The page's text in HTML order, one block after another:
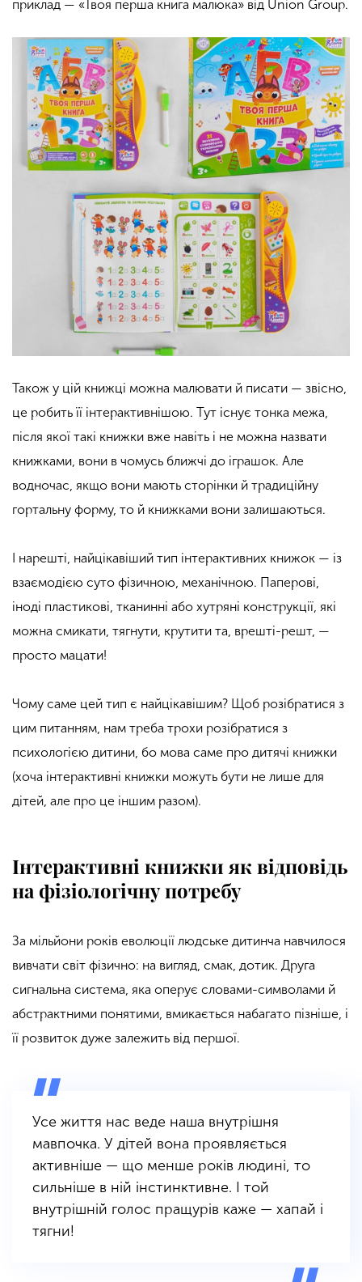
приклад — «Твоя перша книга малюка» від Union Group.
Також у цій книжці можна малювати й писати — звісно,
це робить її інтерактивнішою. Тут існує тонка межа,
після якої такі книжки вже навіть і не можна назвати
книжками, вони в чомусь ближчі до іграшок. Але
водночас, якщо вони мають сторінки й традиційну
гортальну форму, то й книжками вони залишаються.
І нарешті, найцікавіший тип інтерактивних книжок — із
взаємодією суто фізичною, механічною. Паперові,
іноді пластикові, тканинні або хутряні конструкції, які
можна смикати, тягнути, крутити та, врешті-решт, —
просто мацати!
Чому саме цей тип є найцікавішим? Щоб розібратися з
цим питанням, нам треба трохи розібратися з
психологією дитини, бо мова саме про дитячі книжки
(хоча інтерактивні книжки можуть бути не лише для
дітей, але про це іншим разом).
Інтерактивні книжки як відповідь
на фізіологічну потребу
За мільйони років еволюції людське дитинча навчилося
вивчати світ фізично: на вигляд, смак, дотик. Друга
сигнальна система, яка оперує словами-символами й
абстрактними понятими, вмикається набагато пізніше, і
її розвиток дуже залежить від першої.
Усе життя нас веде наша внутрішня
мавпочка. У дітей вона проявляється
активніше — що менше років людині, то
сильніше в ній інстинктивне. І той
внутрішній голос пращурів каже — хапай і
тягни!